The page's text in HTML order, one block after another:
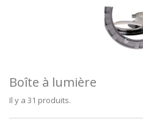
Boîte à lumière
Il y a 31 produits.